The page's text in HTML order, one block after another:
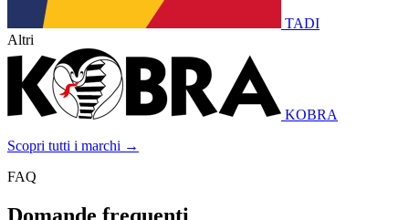
TADI
Altri
KOBRA
Scopri tutti i marchi →
FAQ
Domande frequenti